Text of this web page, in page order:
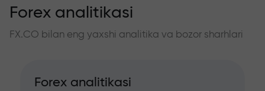
Forex analitikasi
FX.CO bilan eng yaxshi analitika va bozor sharhlari
Forex analitikasi